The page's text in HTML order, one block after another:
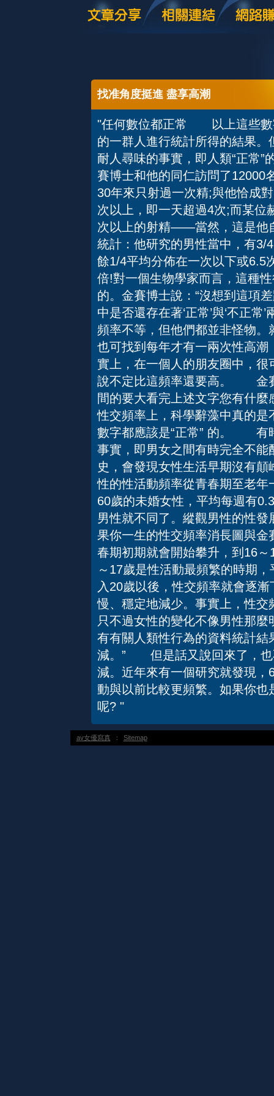
找准角度挺進 盡享高潮
"任何數位都正常 以上這些數
的一群人進行統計所得的結果
耐人尋味的事實，即人類“正
賽博士和他的同仁訪問了12000
30年來只射過一次精;與他恰成
次以上，即一天超過4次;而某位
次以上的射精——當然，這是他
統計：他研究的男性當中，有3/
餘1/4平均分佈在一次以下或6.5
倍!對一個生物學家而言，這種
的。金賽博士說：“沒想到這項
中是否還存在著‘正常’與‘不正
頻率不等，但他們都並非怪物
也可找到每年才有一兩次性高
實上，在一個人的朋友圈中，
說不定比這頻率還要高。 金
間的要大看完上述文字您有什
性交頻率上，科學辭藻中真的是
數字都應該是“正常” 的。
事實，即男女之間有時完全不
史，會發現女性生活早期沒有
性的性活動頻率從青春期至老
60歲的未婚女性，平均每週有
男性就不同了。縱觀男性的性
果你一生的性交頻率消長圖與
春期初期就會開始攀升，到16
～17歲是性活動最頻繁的時期
入20歲以後，性交頻率就會逐
慢、穩定地減少。事實上，性
只不過女性的變化不像男性那
有有關人類性行為的資料統計
減。” 但是話又說回來了，也
減。近年來有一個研究就發現
動與以前比較更頻繁。如果你
呢? "
av女優寫真 ： Sitemap